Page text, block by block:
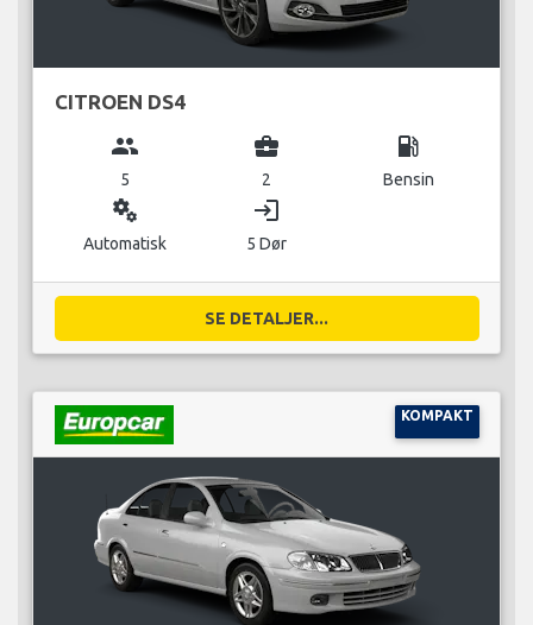
CITROEN DS4
group
5
business_center
2
local_gas_station
Bensin
miscellaneous_services
Automatisk
login
5 Dør
SE DETALJER...
KOMPAKT